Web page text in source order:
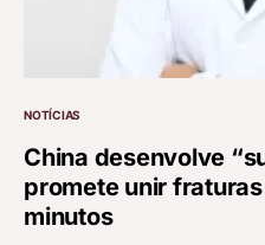
NOTÍCIAS
China desenvolve
promete unir
minutos